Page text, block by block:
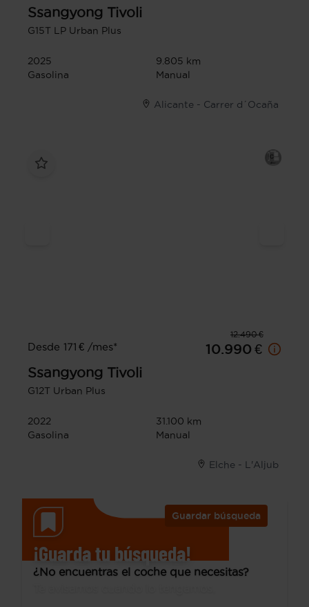
Ssangyong Tivoli
G15T LP Urban Plus
2025
9.805 km
Gasolina
Manual
Alicante - Carrer d´Ocaña
12.490 €
Desde 171 € /mes*
10.990 €
Ssangyong Tivoli
G12T Urban Plus
2022
31.100 km
Gasolina
Manual
Elche - L'Aljub
Guardar búsqueda
¡Guarda tu búsqueda!
¿No encuentras el coche que necesitas?